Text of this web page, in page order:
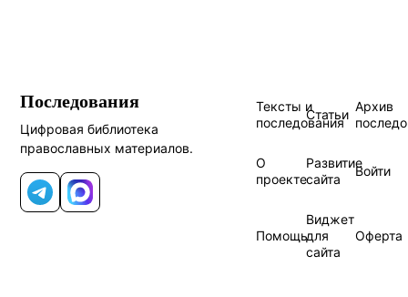
Последования
Цифровая библиотека
православных материалов.
Telegram
MAX
Тексты и
последования
Статьи
Архив
О
проекте
Развитие
сайта
Войти
Помощь
Виджет
для
сайта
Оферта